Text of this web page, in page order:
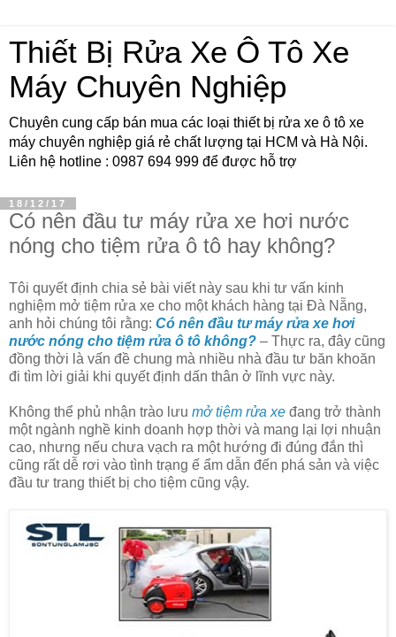
Thiết Bị Rửa Xe Ô Tô Xe
Máy Chuyên Nghiệp
Chuyên cung cấp bán mua các loại thiết bị rửa xe ô tô xe
máy chuyên nghiệp giá rẻ chất lượng tại HCM và Hà Nội.
Liên hệ hotline : 0987 694 999 để được hỗ trợ
18/12/17
Có nên đầu tư máy rửa xe hơi nước
nóng cho tiệm rửa ô tô hay không?
Tôi quyết định chia sẻ bài viết này sau khi tư vấn kinh
nghiệm mở tiệm rửa xe cho một khách hàng tại Đà Nẵng,
anh hỏi chúng tôi rằng: Có nên đầu tư máy rửa xe hơi
nước nóng cho tiệm rửa ô tô không? – Thực ra, đây cũng
đồng thời là vấn đề chung mà nhiều nhà đầu tư băn khoăn
đi tìm lời giải khi quyết định dấn thân ở lĩnh vực này.
Không thể phủ nhận trào lưu mở tiệm rửa xe đang trở thành
một ngành nghề kinh doanh hợp thời và mang lại lợi nhuận
cao, nhưng nếu chưa vạch ra một hướng đi đúng đắn thì
cũng rất dễ rơi vào tình trạng ế ẩm dẫn đến phá sản và việc
đầu tư trang thiết bị cho tiệm cũng vậy.